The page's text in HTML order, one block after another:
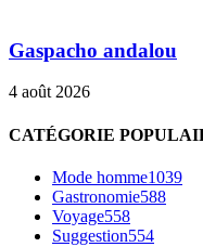
Gaspacho andalou
4 août 2026
CATÉGORIE
Mode homme1039
Gastronomie588
Voyage558
Suggestion554